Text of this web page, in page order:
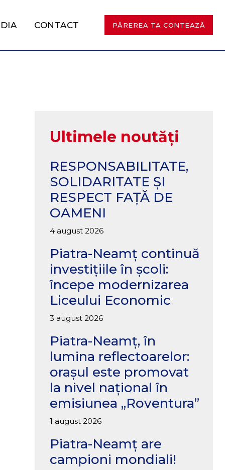
CONTACT PĂREREA TA CONTEAZĂ
Ultimele noutăți
RESPONSABILITATE,
SOLIDARITATE ȘI
RESPECT FAȚĂ DE
OAMENI
4 august 2026
Piatra-Neamț continuă
investițiile în școli:
începe modernizarea
Liceului Economic
3 august 2026
Piatra-Neamț, în
lumina reflectoarelor:
orașul este promovat
la nivel național în
emisiunea „Roventura”
1 august 2026
Piatra-Neamț are
campioni mondiali!